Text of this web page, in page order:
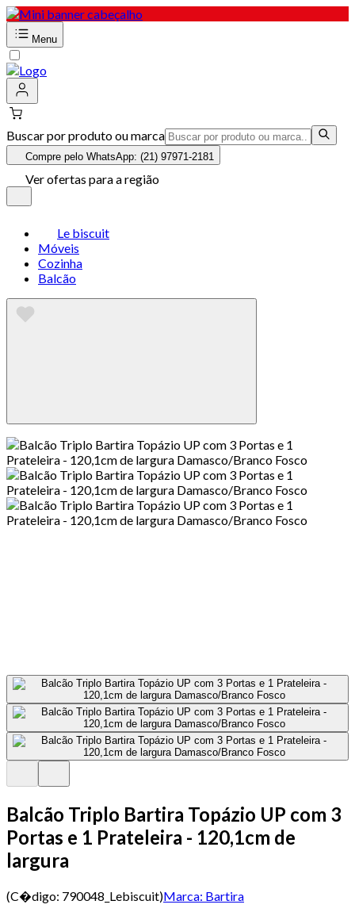
Menu
Buscar por produto ou marca
Compre pelo WhatsApp: (21) 97971-2181
Ver ofertas para a região
Le biscuit
Móveis
Cozinha
Balcão
Balcão Triplo Bartira Topázio UP com 3
Portas e 1 Prateleira - 120,1cm de
largura
(C�digo: 790048_Lebiscuit)Marca: Bartira